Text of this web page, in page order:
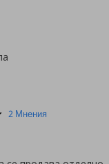
5.02 Мнения